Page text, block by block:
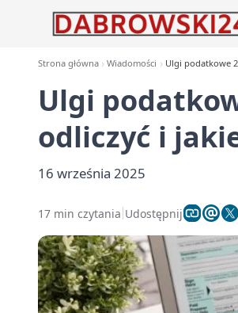
Strona główna Wiadomości Ulgi podatkowe
Ulgi
odliczyć i
16 września 2025
17 min czytania Udostępnij